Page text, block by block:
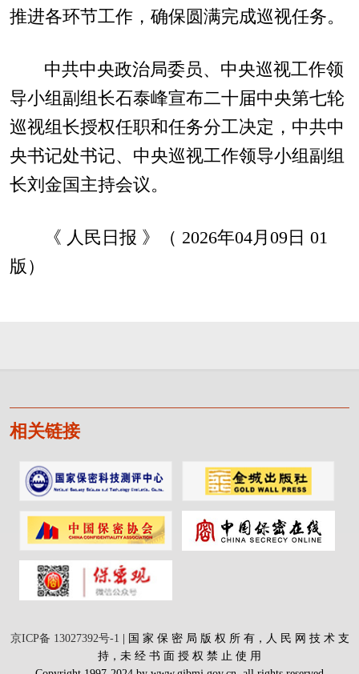
推进各环节工作，确保圆满完成巡视任务。
中共中央政治局委员、中央巡视工作领
导小组副组长石泰峰宣布二十届中央第七轮
巡视组长授权任职和任务分工决定，中共中
央书记处书记、中央巡视工作领导小组副组
长刘金国主持会议。
《 人民日报 》（ 2026年04月09日 01
版）
相关链接
京ICP备 13027392号-1 | 国 家 保 密 局 版 权 所 有，人 民 网 技 术 支
持，未 经 书 面 授 权 禁 止 使 用